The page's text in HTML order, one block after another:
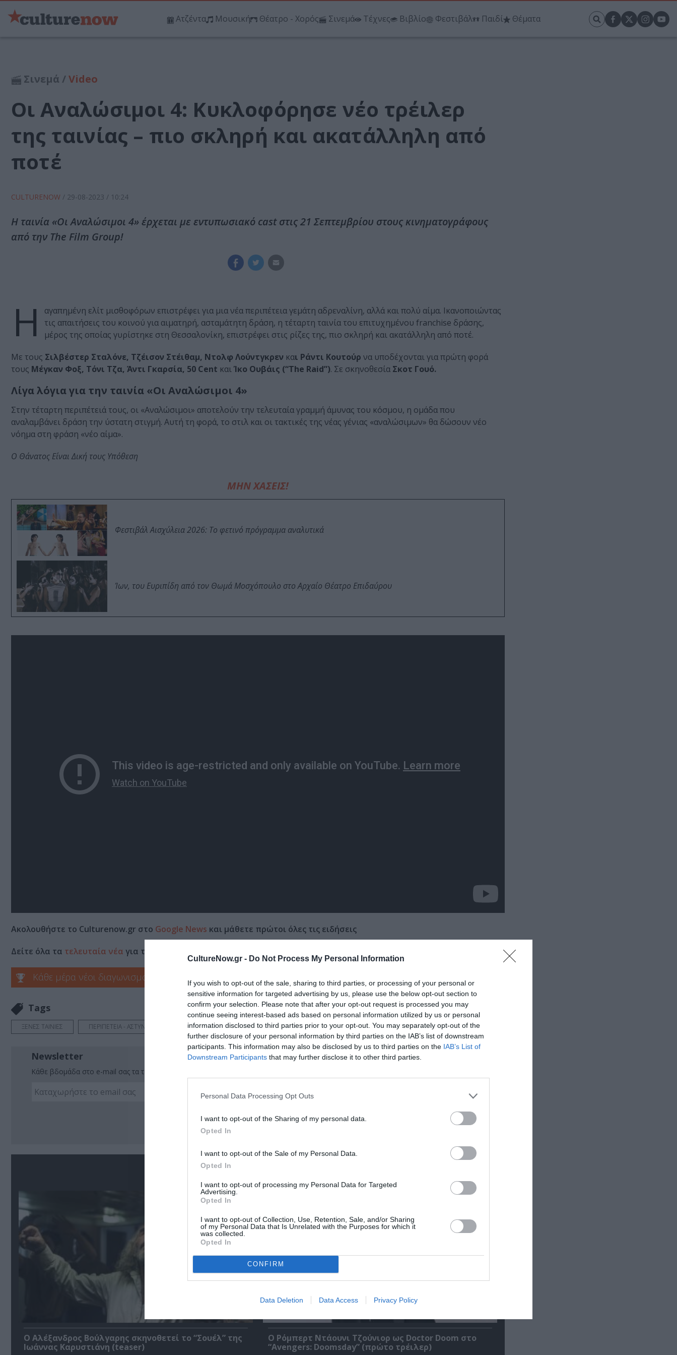
CultureNow.gr - Do Not Process My Personal Information
If you wish to opt-out of the sale, sharing to third parties, or processing of your personal or
sensitive information for targeted advertising by us, please use the below opt-out section to
confirm your selection. Please note that after your opt-out request is processed you may
continue seeing interest-based ads based on personal information utilized by us or personal
information disclosed to third parties prior to your opt-out. You may separately opt-out of the
further disclosure of your personal information by third parties on the IAB’s list of downstream
participants. This information may also be disclosed by us to third parties on the IAB’s List of
Downstream Participants that may further disclose it to other third parties.
Personal Data Processing Opt Outs
I want to opt-out of the Sharing of my personal data.
Opted In
I want to opt-out of the Sale of my Personal Data.
Opted In
I want to opt-out of processing my Personal Data for Targeted
Advertising.
Opted In
I want to opt-out of Collection, Use, Retention, Sale, and/or Sharing
of my Personal Data that Is Unrelated with the Purposes for which it
was collected.
Opted In
CONFIRM
Data Deletion Data Access Privacy Policy
Ατζέντα Μουσική Θέατρο - Χορός Σινεμά Τέχνες Βιβλίο Φεστιβάλ Παιδί Θέματα
Σινεμά /Video
Οι Αναλώσιμοι 4: Κυκλοφόρησε νέο τρέιλερ
της ταινίας – πιο σκληρή και ακατάλληλη από
ποτέ
CULTURENOW / 29-08-2023 / 10:24
Η ταινία «Οι Αναλώσιμοι 4» έρχεται με εντυπωσιακό cast στις 21 Σεπτεμβρίου στους κινηματογράφους
από την The Film Group!
Η
αγαπημένη ελίτ μισθοφόρων επιστρέφει για μια νέα περιπέτεια γεμάτη αδρεναλίνη, αλλά και πολύ αίμα. Ικανοποιώντας
τις απαιτήσεις του κοινού για αιματηρή, ασταμάτητη δράση, η τέταρτη ταινία του επιτυχημένου franchise δράσης,
μέρος της οποίας γυρίστηκε στη Θεσσαλονίκη, επιστρέφει στις ρίζες της, πιο σκληρή και ακατάλληλη από ποτέ.
Με τους Σιλβέστερ Σταλόνε, Τζέισον Στέιθαμ, Ντολφ Λούντγκρεν και Ράντι Κουτούρ να υποδέχονται για πρώτη φορά
τους Μέγκαν Φοξ, Τόνι Τζα, Άντι Γκαρσία, 50 Cent καιΊκο Ουβάις (“The Raid”). Σε σκηνοθεσία Σκοτ Γουό.
Λίγα λόγια για την ταινία «Οι Αναλώσιμοι 4»
Στην τέταρτη περιπέτειά τους, οι «Αναλώσιμοι» αποτελούν την τελευταία γραμμή άμυνας του κόσμου, η ομάδα που
αναλαμβάνει δράση την ύστατη στιγμή. Αυτή τη φορά, το στιλ και οι τακτικές της νέας γένιας «αναλώσιμων» θα δώσουν νέο
νόημα στη φράση «νέο αίμα».
Ο Θάνατος Είναι Δική τους Υπόθεση
ΜΗΝ ΧΑΣΕΙΣ!
Φεστιβάλ Αισχύλεια 2026: Το φετινό πρόγραμμα αναλυτικά
Ίων, του Ευριπίδη από τον Θωμά Μοσχόπουλο στο Αρχαίο Θέατρο Επιδαύρου
Ακολουθήστε το Culturenow.gr στο Google News και μάθετε πρώτοι όλες τις ειδήσεις
Δείτε όλα τα τελευταία νέα για την Τέχνη και τον Πολιτισμό στο
Κάθε μέρα νέοι διαγωνισμοί στο Culturenow.gr Δες εδώ!
Tags
ΞΕΝΕΣ ΤΑΙΝΙΕΣ ΠΕΡΙΠΕΤΕΙΑ - ΑΣΤΥΝΟΜΙΚΟ
Newsletter
Κάθε βδομάδα στο e-mail σας τα τελευταία νέα για την Τέχνη και τον Πολιτισμό!
Σχετικά Άρθρα
Ο Αλέξανδρος Βούλγαρης σκηνοθετεί το “Σουέλ” της
Ιωάννας Καρυστιάνη (teaser)
Ο Ρόμπερτ Ντάουνι Τζούνιορ ως Doctor Doom στο
“Avengers: Doomsday” (πρώτο τρέιλερ)